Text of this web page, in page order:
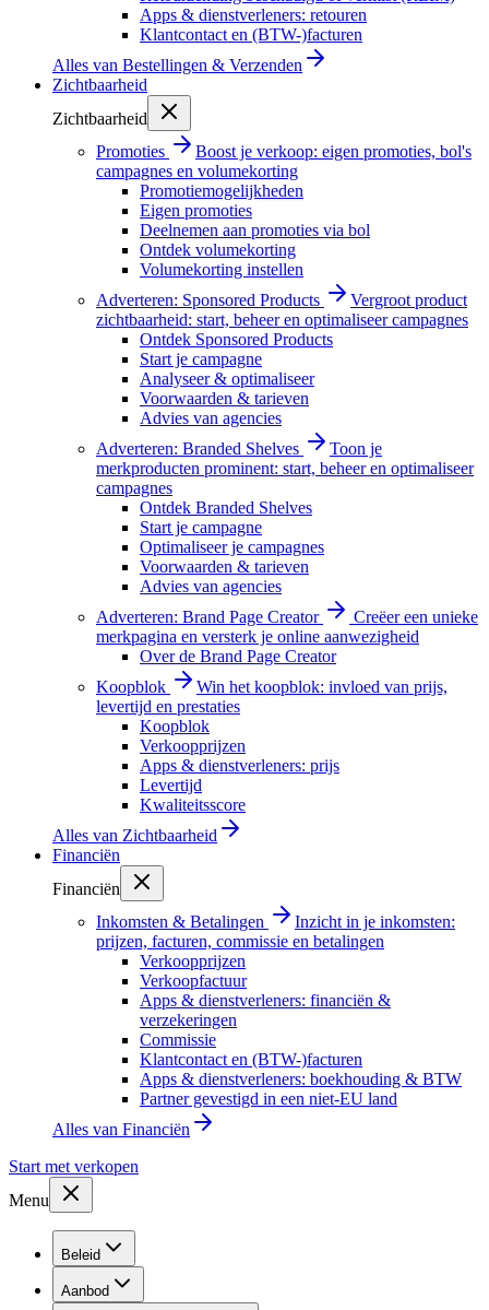
Apps & dienstverleners: retouren
Klantcontact en (BTW-)facturen
Alles van Bestellingen & Verzenden
Zichtbaarheid
Zichtbaarheid
Promoties
Boost je verkoop: eigen promoties, bol's
campagnes en volumekorting
Promotiemogelijkheden
Eigen promoties
Deelnemen aan promoties via bol
Ontdek volumekorting
Volumekorting instellen
Adverteren: Sponsored Products
Vergroot product
zichtbaarheid: start, beheer en optimaliseer campagnes
Ontdek Sponsored Products
Start je campagne
Analyseer & optimaliseer
Voorwaarden & tarieven
Advies van agencies
Adverteren: Branded Shelves
Toon je
merkproducten prominent: start, beheer en optimaliseer
campagnes
Ontdek Branded Shelves
Start je campagne
Optimaliseer je campagnes
Voorwaarden & tarieven
Advies van agencies
Adverteren: Brand Page Creator
Creëer een unieke
merkpagina en versterk je online aanwezigheid
Over de Brand Page Creator
Koopblok
Win het koopblok: invloed van prijs,
levertijd en prestaties
Koopblok
Verkoopprijzen
Apps & dienstverleners: prijs
Levertijd
Kwaliteitsscore
Alles van Zichtbaarheid
Financiën
Financiën
Inkomsten & Betalingen
Inzicht in je inkomsten:
prijzen, facturen, commissie en betalingen
Verkoopprijzen
Verkoopfactuur
Apps & dienstverleners: financiën &
verzekeringen
Commissie
Klantcontact en (BTW-)facturen
Apps & dienstverleners: boekhouding & BTW
Partner gevestigd in een niet-EU land
Alles van Financiën
Start met verkopen
Menu
Beleid
Aanbod